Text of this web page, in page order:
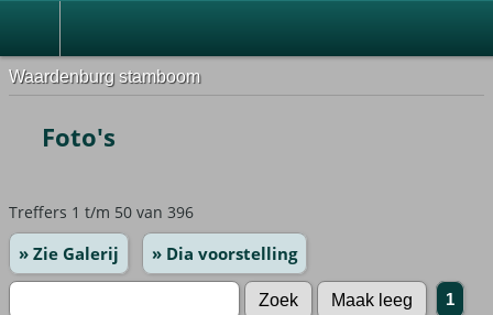
Waardenburg stamboom
Foto's
Treffers 1 t/m 50 van 396
» Zie Galerij » Dia voorstelling
1